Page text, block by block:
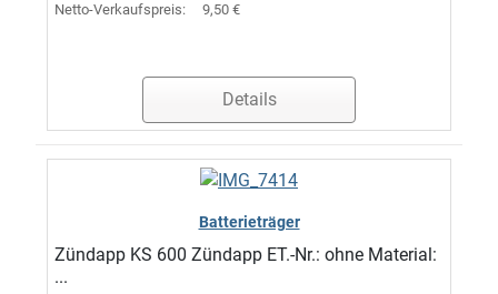
Netto-Verkaufspreis: 9,50 €
Details
Batterieträger
Zündapp KS 600 Zündapp ET.-Nr.: ohne Material:
...